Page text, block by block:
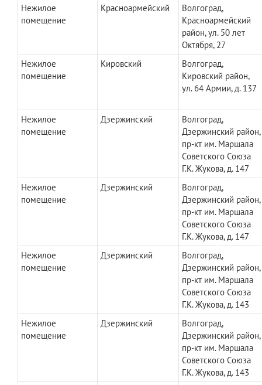
Нежилое
помещение
Красноармейский
Волгоград,
Красноармейский
район, ул. 50 лет
Октября, 27
Нежилое
помещение
Кировский
Волгоград,
Кировский район,
ул. 64 Армии, д. 137
Нежилое
помещение
Дзержинский
Волгоград,
Дзержинский район,
пр-кт им. Маршала
Советского Союза
Г.К. Жукова, д. 147
Нежилое
помещение
Дзержинский
Волгоград,
Дзержинский район,
пр-кт им. Маршала
Советского Союза
Г.К. Жукова, д. 147
Нежилое
помещение
Дзержинский
Волгоград,
Дзержинский район,
пр-кт им. Маршала
Советского Союза
Г.К. Жукова, д. 143
Нежилое
помещение
Дзержинский
Волгоград,
Дзержинский район,
пр-кт им. Маршала
Советского Союза
Г.К. Жукова, д. 143